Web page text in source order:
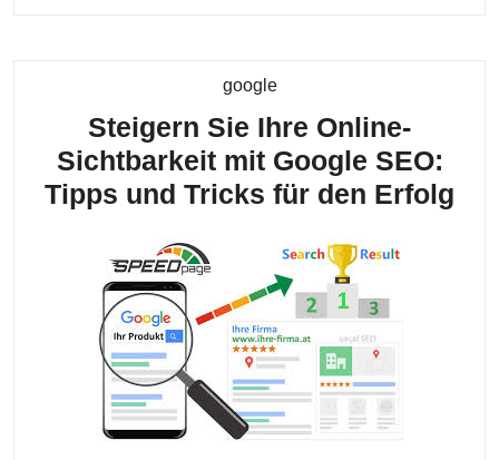
googleKategorie
Steigern Sie Ihre Online-
Sichtbarkeit mit Google SEO:
Tipps und Tricks für den Erfolg